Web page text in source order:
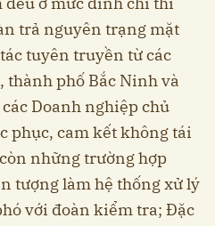
trả nguyên trạng mặt
tuyên truyền từ các
thành phố Bắc Ninh và
Doanh nghiệp chủ
phục, cam kết không tái
những trường hợp
tượng làm hệ thống xử lý
với đoàn kiểm tra; Đặc